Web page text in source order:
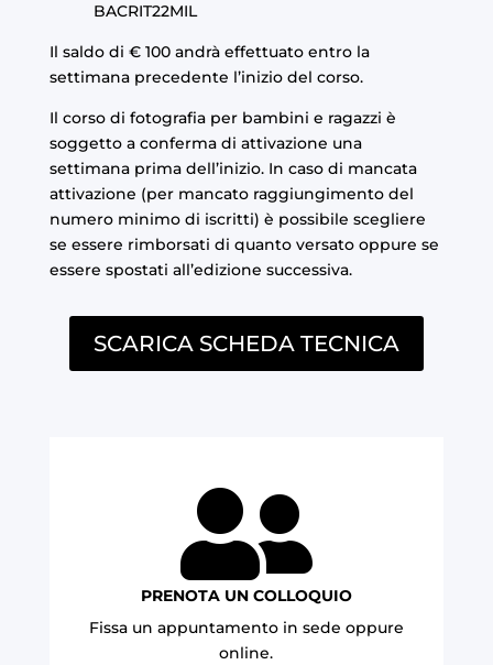
BACRIT22MIL
Il saldo di € 100 andrà effettuato entro la
settimana precedente l’inizio del corso.
Il corso di fotografia per bambini e ragazzi è
soggetto a conferma di attivazione una
settimana prima dell’inizio. In caso di mancata
attivazione (per mancato raggiungimento del
numero minimo di iscritti) è possibile scegliere
se essere rimborsati di quanto versato oppure se
essere spostati all’edizione successiva.
SCARICA SCHEDA TECNICA

PRENOTA UN COLLOQUIO
Fissa un appuntamento in sede oppure
online.